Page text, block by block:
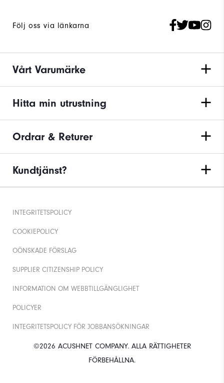
Följ oss via länkarna
Vårt Varumärke
Hitta min utrustning
Ordrar & Returer
Kundtjänst?
©2026 ACUSHNET COMPANY. ALLA RÄTTIGHETER
FÖRBEHÅLLNA.
INTEGRITETSPOLICY
COOKIEPOLICY
OÖNSKADE FÖRSLAG
SUPPLIER CITIZENSHIP POLICY
INFORMATION OM WEBBTILLGÄNGLIGHET
POLICYER
INTEGRITETSPOLICY FÖR JOBBANSÖKNINGAR